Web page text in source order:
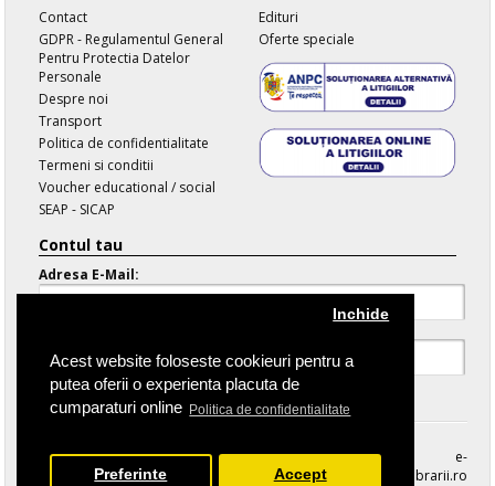
Acest website foloseste cookieuri pentru a
putea oferii o experienta placuta de
cumparaturi online Politica de confidentialitate
Inchide
Preferinte Accept
Contact
GDPR - Regulamentul General
Pentru Protectia Datelor
Personale
Despre noi
Transport
Politica de confidentialitate
Termeni si conditii
Voucher educational / social
SEAP - SICAP
Edituri
Oferte speciale
Contul tau
Adresa E-Mail:
Parola Uitata
e-
librarii.ro